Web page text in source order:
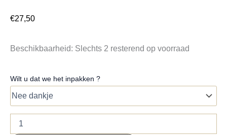
€27,50
Beschikbaarheid: Slechts 2 resterend op voorraad
Wilt u dat we het inpakken ?